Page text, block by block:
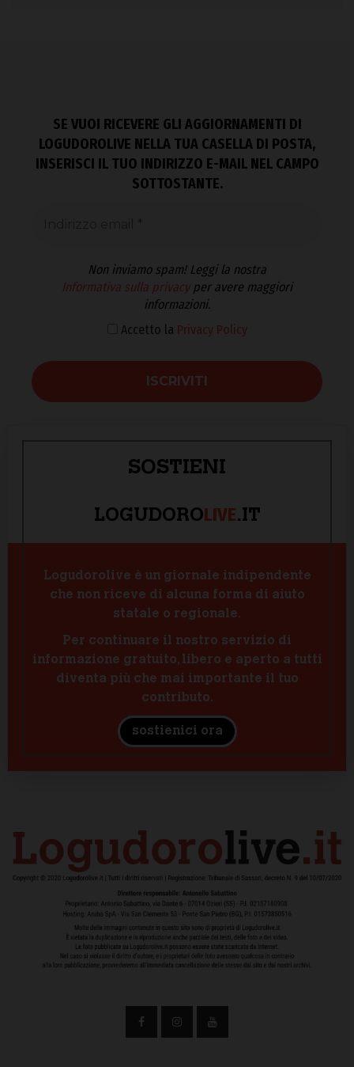
SE VUOI RICEVERE GLI AGGIORNAMENTI DI
LOGUDOROLIVE NELLA TUA CASELLA DI POSTA,
INSERISCI IL TUO INDIRIZZO E-MAIL NEL CAMPO
SOTTOSTANTE.
Non inviamo spam! Leggi la nostra
Informativa sulla privacyper avere maggiori
informazioni.
Accetto la Privacy Policy
SOSTIENI
LOGUDOROLIVE.IT
Logudorolive è un giornale indipendente
che non riceve di alcuna forma di aiuto
statale o regionale.
Per continuare il nostro servizio di
informazione gratuito, libero e aperto a tutti
diventa più che mai importante il tuo
contributo.
sostienici ora